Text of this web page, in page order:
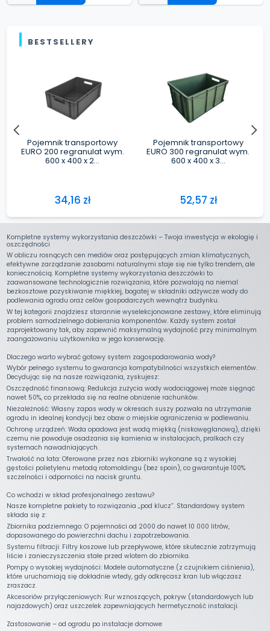
Kompletne systemy wykorzystania deszczówki – Twoja inwestycja w ekologię i
oszczędności
W obliczu rosnących cen mediów oraz postępujących zmian klimatycznych,
efektywne zarządzanie zasobami naturalnymi staje się nie tylko trendem, ale
koniecznością. Kompletne systemy wykorzystania deszczówki to
zaawansowane technologicznie rozwiązania, które pozwalają na niemal
bezkosztowe pozyskiwanie miękkiej, bogatej w składniki odżywcze wody do
podlewania ogrodu oraz celów gospodarczych wewnątrz budynku.
W tej kategorii znajdziesz starannie wyselekcjonowane zestawy, które eliminują
problem samodzielnego dobierania komponentów. Każdy system został
zaprojektowany tak, aby zapewnić maksymalną wydajność przy minimalnym
zaangażowaniu użytkownika w jego konserwację.
Dlaczego warto wybrać gotowy system zagospodarowania wody?
Wybór pełnego systemu to gwarancja kompatybilności wszystkich elementów.
Decydując się na nasze rozwiązania, zyskujesz:
Oszczędność finansową: Redukcja zużycia wody wodociągowej może sięgnąć
nawet 50%, co przekłada się na realne obniżenie rachunków.
Niezależność: Własny zapas wody w okresach suszy pozwala na utrzymanie
ogrodu in idealnej kondycji bez obaw o miejskie ograniczenia w podlewaniu.
Ochronę urządzeń: Woda opadowa jest wodą miękką (niskowęglanową), dzięki
czemu nie powoduje osadzania się kamienia w instalacjach, pralkach czy
systemach nawadniających.
Trwałość na lata: Oferowane przez nas zbiorniki wykonane są z wysokiej
gęstości polietylenu metodą rotomoldingu (bez spoin), co gwarantuje 100%
szczelności i odporności na nacisk gruntu.
Co wchodzi w skład profesjonalnego zestawu?
Nasze kompletne pakiety to rozwiązania „pod klucz”. Standardowy system
składa się z:
Zbiornika podziemnego: O pojemności od 2000 do nawet 10 000 litrów,
dopasowanego do powierzchni dachu i zapotrzebowania.
Systemu filtracji: Filtry koszowe lub przepływowe, które skutecznie zatrzymują
liście i zanieczyszczenia stałe przed wlotem do zbiornika.
Pompy o wysokiej wydajności: Modele automatyczne (z czujnikiem ciśnienia),
które uruchamiają się dokładnie wtedy, gdy odkręcasz kran lub włączasz
zraszacz.
Akcesoriów przyłączeniowych: Rur wznoszących, pokryw (standardowych lub
najazdowych) oraz uszczelek zapewniających hermetyczność instalacji.
Zastosowanie – od ogrodu po instalacje domowe